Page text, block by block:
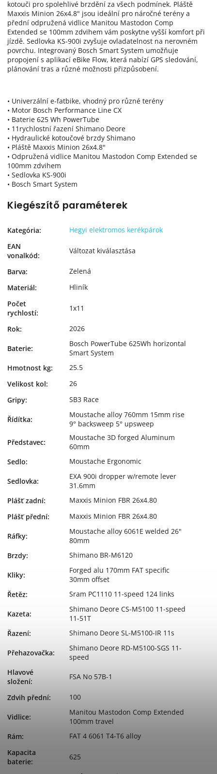
kotouči pro spolehlivé brzdění za všech podmínek. Pláště
Maxxis Minion 26x4.8" jsou ideální pro náročné terény a
přední odpružená vidlice Manitou Mastodon Comp
Extended se 100mm zdvihem vám poskytne vyšší komfort při
jízdě. Sedlovka KS-900i zvyšuje ovladatelnost na nerovném
povrchu. Integrovaný Bosch Smart System umožňuje
propojení s aplikací eBike Flow, která nabízí GPS sledování,
plánování tras a různé možnosti přizpůsobení.
• Univerzální e-fatbike, vhodný pro různé terény
• Motor Bosch Performance Line CX
• Baterie 625 Wh PowerTube
• 11rychlostní řazení Shimano Deore
• Hydraulické kotoučové brzdy Shimano
• Pláště Maxxis Minion 26x4.8"
• Odpružená vidlice Manitou Mastodon Comp Extended se
100mm zdvihem
• Sedlovka KS-900i
• Bosch Smart System
Kiegészítő paraméterek
Kategória:
Hegyi elektromos kerékpárok
EAN
vonalkód:
Változat kiválasztása
Barva:
Zelená
Materiál:
Hliník
Počet
rychlostí:
1x11
Rok: 2026
Baterie:
Bosch PowerTube 625Wh horizontal
Smart System
Hmotnost kg:
25.5
Velikost kol:
26
Gripy: SB3 Race
Řídítka:
Moustache alloy 760mm 15mm rise
9° backsweep 5° upsweep
Představec:
Moustache 3D forged Aluminum
60mm
Sedlo: Moustache Ergonomic
Sedlovka:
EXA 900i dropper w/remote lever
31.6mm
Plášť zadní:
Maxxis Minion FBR 26x4.80
Plášť přední: Maxxis Minion FBR 26x4.80
Ráfky:
Moustache alloy 6061E welded 26"
80mm
Brzdy: Shimano BR-M6120
Kliky:
Forged alu 170mm FAT specific
30mm offset
Řetěz: Sram PC1110 11-speed 124 links
Kazeta:
Shimano Deore CS-M5100 11-speed
11-51T
Řazení: Shimano Deore SL-M5100-IR 11s
Přehazovačka:
Shimano Deore RD-M5100-SGS 11-
speed
Hlavové
složení:
FSA No 57B-1
Zdvih přední: 100
Vidlice:
Manitou Mastodon Comp Extended
100mm travel
Rám:
FAT 4 6061 T4-T6 alloy
Kapacita
baterie:
625